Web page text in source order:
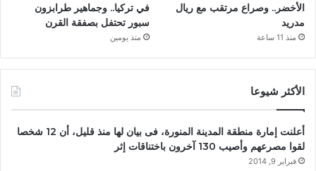
الأخضر.. وصراع مرتقب مع ريال
مدريد
منذ 11 ساعة
في تركيا.. وجماهير طرابزون
سبور تحتفل بصفقة القرن
منذ يومين
الأكثر شيوعا
أعلنت إمارة منطقة المدينة المنورة، فى بيان لها منذ قليل، أن 12 شخصا
لقوا مصرعهم وأصيب 130 آخرون باختناقات إثر
فبراير 9, 2014